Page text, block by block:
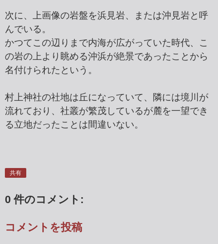
次に、上画像の岩盤を浜見岩、または沖見岩と呼
んでいる。
かつてこの辺りまで内海が広がっていた時代、こ
の岩の上より眺める沖浜が絶景であったことから
名付けられたという。
村上神社の社地は丘になっていて、隣には境川が
流れており、社叢が繁茂しているが麓を一望でき
る立地だったことは間違いない。
共有
0 件のコメント:
コメントを投稿